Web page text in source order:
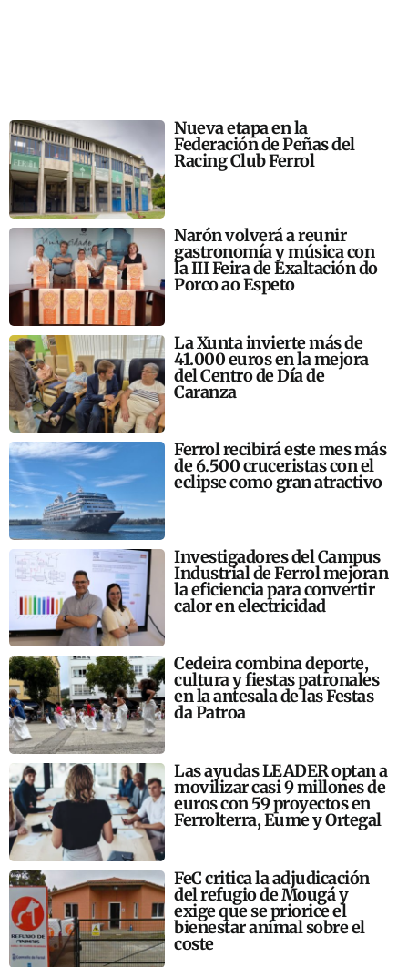
Nueva etapa en la
Federación de Peñas del
Racing Club Ferrol
Narón volverá a reunir
gastronomía y música con
la III Feira de Exaltación do
Porco ao Espeto
La Xunta invierte más de
41.000 euros en la mejora
del Centro de Día de
Caranza
Ferrol recibirá este mes más
de 6.500 cruceristas con el
eclipse como gran atractivo
Investigadores del Campus
Industrial de Ferrol mejoran
la eficiencia para convertir
calor en electricidad
Cedeira combina deporte,
cultura y fiestas patronales
en la antesala de las Festas
da Patroa
Las ayudas LEADER optan a
movilizar casi 9 millones de
euros con 59 proyectos en
Ferrolterra, Eume y Ortegal
FeC critica la adjudicación
del refugio de Mougá y
exige que se priorice el
bienestar animal sobre el
coste